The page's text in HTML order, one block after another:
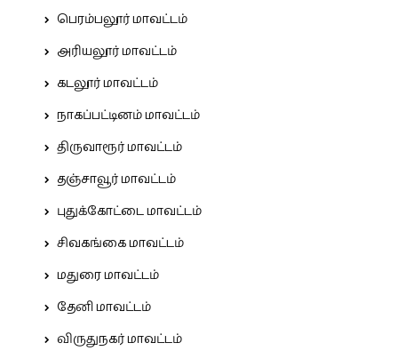
பெரம்பலூர் மாவட்டம்
அரியலூர் மாவட்டம்
கடலூர் மாவட்டம்
நாகப்பட்டினம் மாவட்டம்
திருவாரூர் மாவட்டம்
தஞ்சாவூர் மாவட்டம்
புதுக்கோட்டை மாவட்டம்
சிவகங்கை மாவட்டம்
மதுரை மாவட்டம்
தேனி மாவட்டம்
விருதுநகர் மாவட்டம்